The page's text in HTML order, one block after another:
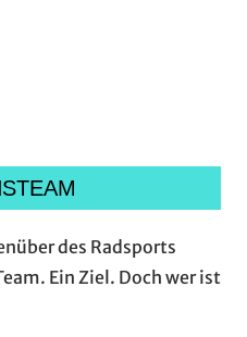
des Radsports
Ein Ziel. Doch wer ist